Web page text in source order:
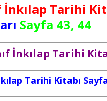
İnkılap Tarihi
Sayfa 43, 44
İnkılap Tarihi
Tarihi Kitabı